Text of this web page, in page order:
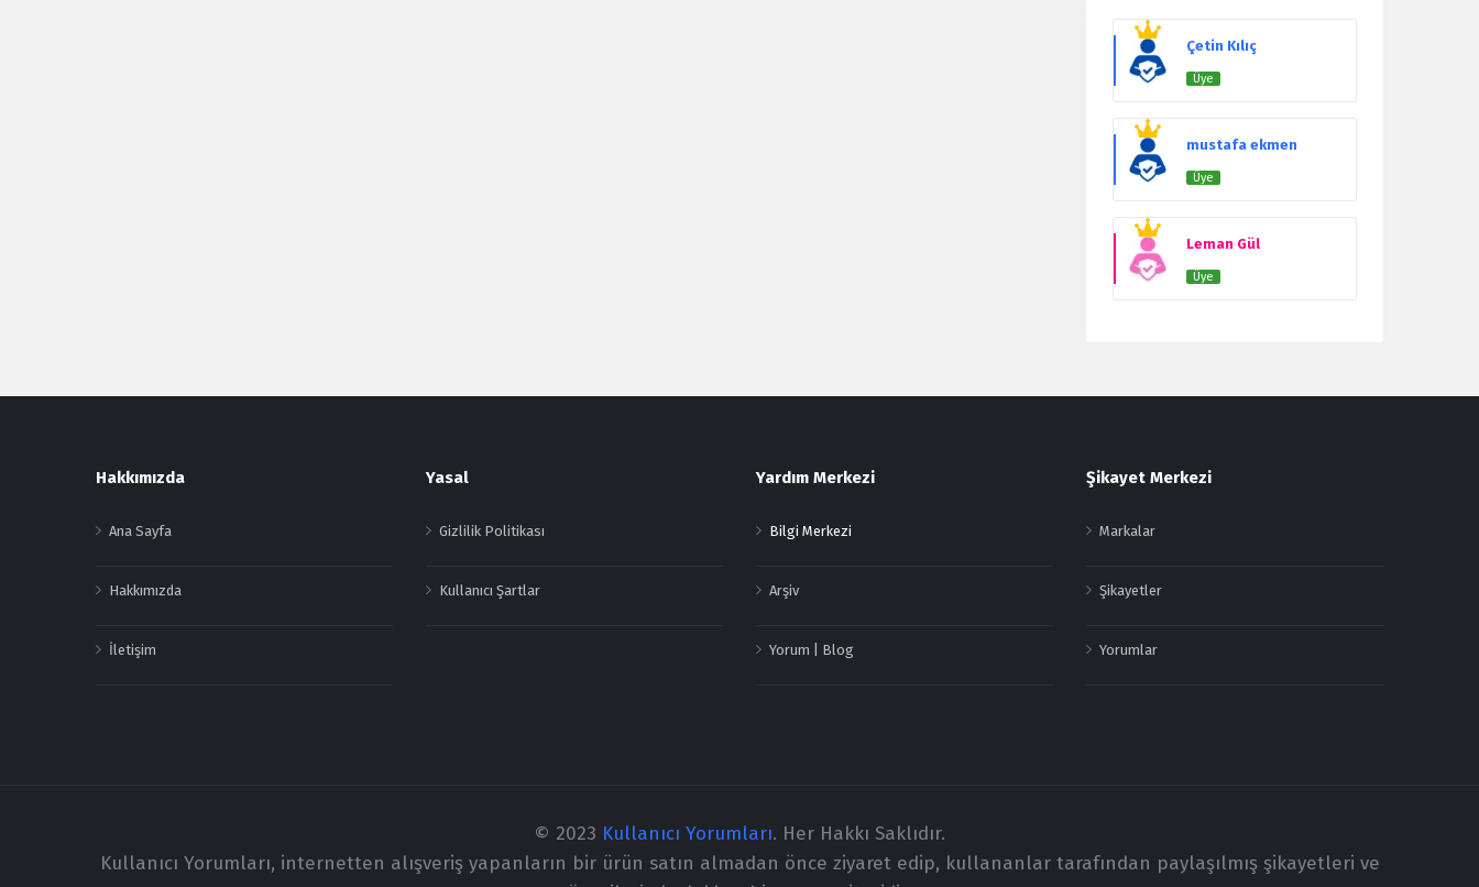
Users
Çetin Kılıç
Üye
mustafa ekmen
Üye
Leman Gül
Üye
Footer
Hakkımızda
Ana Sayfa
Hakkımızda
İletişim
Yasal
Gizlilik Politikası
Kullanıcı Şartlar
Yardım Merkezi
Bilgi Merkezi
Arşiv
Yorum | Blog
Şikayet Merkezi
Markalar
Şikayetler
Yorumlar
© 2023 Kullanıcı Yorumları. Her Hakkı Saklıdır.
Kullanıcı Yorumları, internetten alışveriş yapanların bir ürün satın almadan önce ziyaret edip, kullananlar tarafından paylaşılmış şikayetleri ve